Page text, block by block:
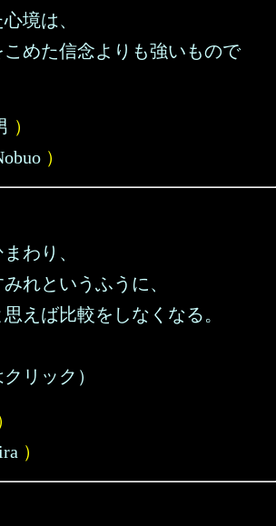
境は、
めた信念よりも強いもので
）
）
わり、
れというふうに、
えば比較をしなくなる。
リック）
）